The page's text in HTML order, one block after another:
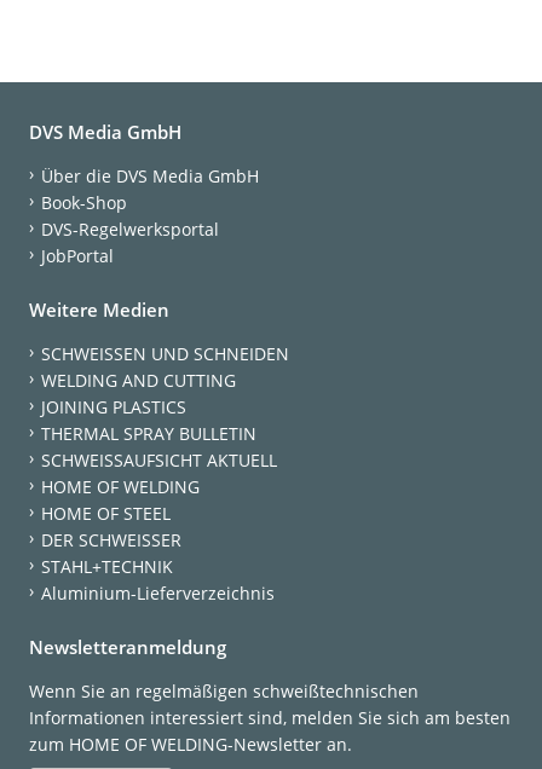
DVS Media GmbH
Über die DVS Media GmbH
Book-Shop
DVS-Regelwerksportal
JobPortal
Weitere Medien
SCHWEISSEN UND SCHNEIDEN
WELDING AND CUTTING
JOINING PLASTICS
THERMAL SPRAY BULLETIN
SCHWEISSAUFSICHT AKTUELL
HOME OF WELDING
HOME OF STEEL
DER SCHWEISSER
STAHL+TECHNIK
Aluminium-Lieferverzeichnis
Newsletteranmeldung
Wenn Sie an regelmäßigen schweißtechnischen
Informationen interessiert sind, melden Sie sich am besten
zum HOME OF WELDING-Newsletter an.